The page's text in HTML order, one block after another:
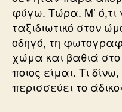
φύγω. Τώρα. Μ’ ό,τι
ταξιδιωτικό στον
οδηγό, τη
χώμα και βαθιά
ποιος είμαι. Τι
περισσεύει το